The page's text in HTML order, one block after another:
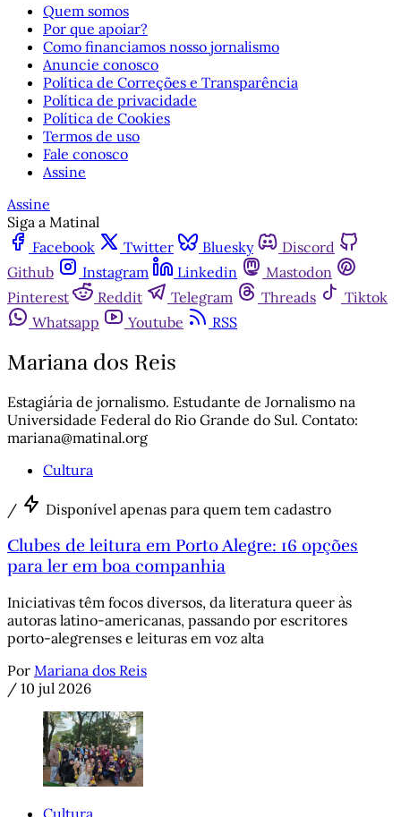
Quem somos
Por que apoiar?
Como financiamos nosso jornalismo
Anuncie conosco
Política de Correções e Transparência
Política de privacidade
Política de Cookies
Termos de uso
Fale conosco
Assine
Assine
Siga a Matinal
Facebook
Twitter Bluesky
Discord
Github
Instagram Linkedin
Mastodon
Pinterest
Reddit Telegram Threads
Tiktok
Whatsapp
Youtube RSS
Mariana dos Reis
Estagiária de jornalismo. Estudante de Jornalismo na
Universidade Federal do Rio Grande do Sul. Contato:
mariana@matinal.org
Cultura
/ Disponível apenas para quem tem cadastro
Clubes de leitura em Porto Alegre: 16 opções
para ler em boa companhia
Iniciativas têm focos diversos, da literatura queer às
autoras latino-americanas, passando por escritores
porto-alegrenses e leituras em voz alta
Por Mariana dos Reis
/ 10 jul 2026
Cultura